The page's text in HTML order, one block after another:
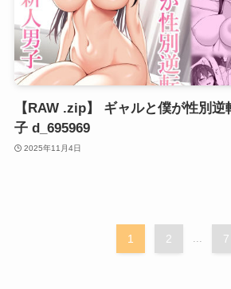
【RAW .zip】 ギャルと僕が性別
子 d_695969
2025年11月4日
1 2 7